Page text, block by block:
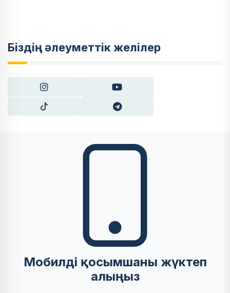
Біздің әлеуметтік желілер
Мобилді қосымшаны жүктеп
алыңыз